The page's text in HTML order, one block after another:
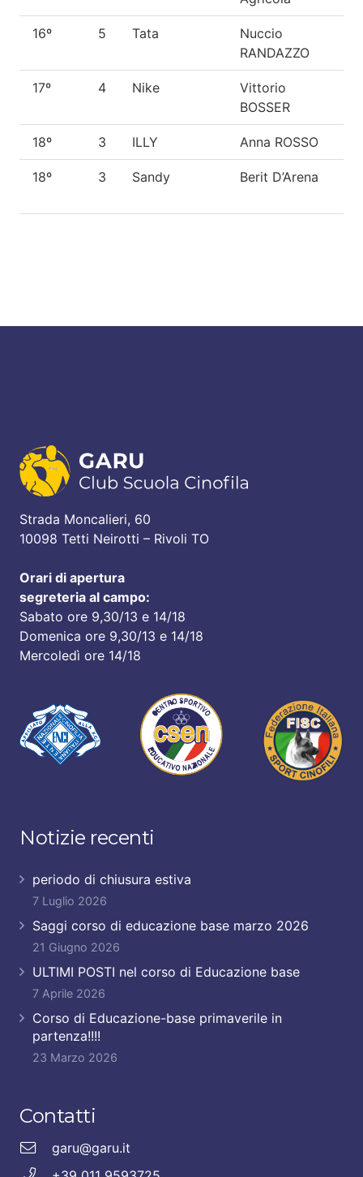
16º 5 Tata
Nuccio
RANDAZZO
17º 4 Nike
Vittorio
BOSSER
18º 3 ILLY Anna ROSSO
18º 3 Sandy Berit D’Arena
Strada Moncalieri, 60
10098 Tetti Neirotti – Rivoli TO
Orari di apertura
segreteria al campo:
Sabato ore 9,30/13 e 14/18
Domenica ore 9,30/13 e 14/18
Mercoledì ore 14/18
Notizie recenti
periodo di chiusura estiva
7 Luglio 2026
Saggi corso di educazione base marzo 2026
21 Giugno 2026
ULTIMI POSTI nel corso di Educazione base
7 Aprile 2026
Corso di Educazione-base primaverile in
partenza!!!!
23 Marzo 2026
Contatti
garu@garu.it